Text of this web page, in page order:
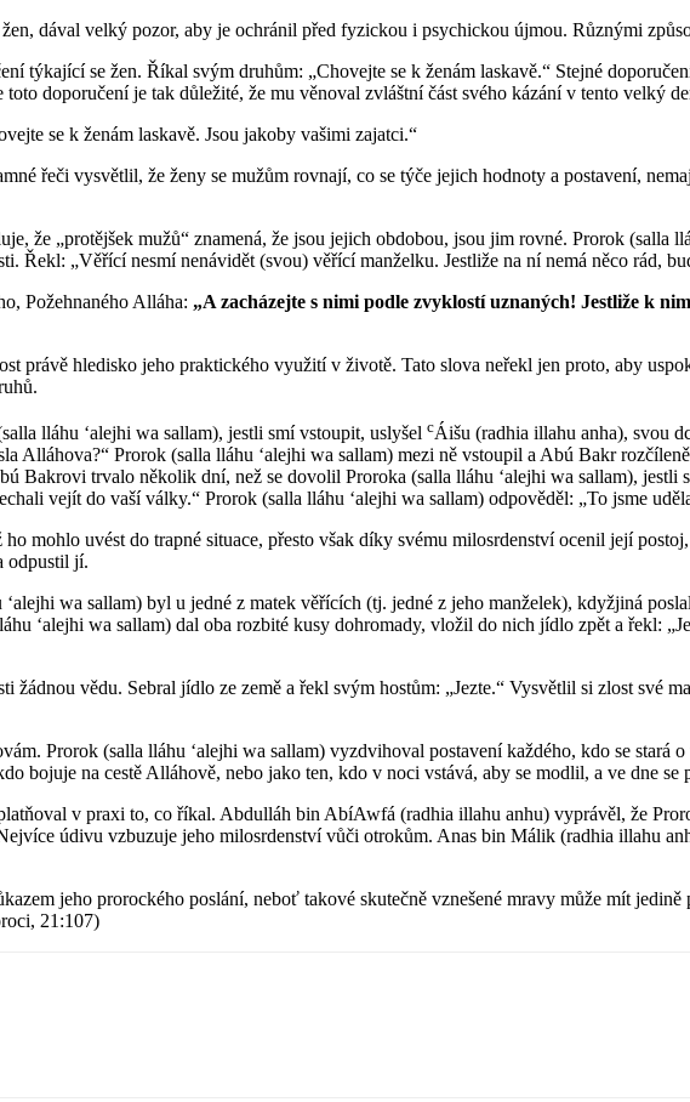
dával velký pozor, aby je ochránil před fyzickou i psychickou újmou. Různými
týkající se žen. Říkal svým druhům: „Chovejte se k ženám laskavě.“ Stejné
doporučení je tak důležité, že mu věnoval zvláštní část svého kázání v tento velký
se k ženám laskavě. Jsou jakoby vašimi zajatci.“
řeči vysvětlil, že ženy se mužům rovnají, co se týče jejich hodnoty a postavení,
že „protějšek mužů“ znamená, že jsou jejich obdobou, jsou jim rovné. Prorok (salla
Řekl: „Věřící nesmí nenávidět (svou) věřící manželku. Jestliže na ní nemá něco rád,
Požehnaného Alláha: „A zacházejte s nimi podle zvyklostí uznaných! Jestliže k
právě hledisko jeho praktického využití v životě. Tato slova neřekl jen proto, aby
lláhu ʻalejhi wa sallam), jestli smí vstoupit, uslyšel cÁišu (radhia illahu anha), svou
Alláhova?“ Prorok (salla lláhu ʻalejhi wa sallam) mezi ně vstoupil a Abú Bakr
Bakrovi trvalo několik dní, než se dovolil Proroka (salla lláhu ʻalejhi wa sallam),
vejít do vaší války.“ Prorok (salla lláhu ʻalejhi wa sallam) odpověděl: „To jsme
mohlo uvést do trapné situace, přesto však díky svému milosrdenství ocenil její
odpustil jí.
wa sallam) byl u jedné z matek věřících (tj. jedné z jeho manželek), kdyžjiná
ʻalejhi wa sallam) dal oba rozbité kusy dohromady, vložil do nich jídlo zpět a řekl:
žádnou vědu. Sebral jídlo ze země a řekl svým hostům: „Jezte.“ Vysvětlil si zlost své
Prorok (salla lláhu ʻalejhi wa sallam) vyzdvihoval postavení každého, kdo se
bojuje na cestě Alláhově, nebo jako ten, kdo v noci vstává, aby se modlil, a ve dne se
v praxi to, co říkal. Abdulláh bin AbíAwfá (radhia illahu anhu) vyprávěl, že
údivu vzbuzuje jeho milosrdenství vůči otrokům. Anas bin Málik (radhia illahu
jeho prorockého poslání, neboť takové skutečně vznešené mravy může mít
21:107)